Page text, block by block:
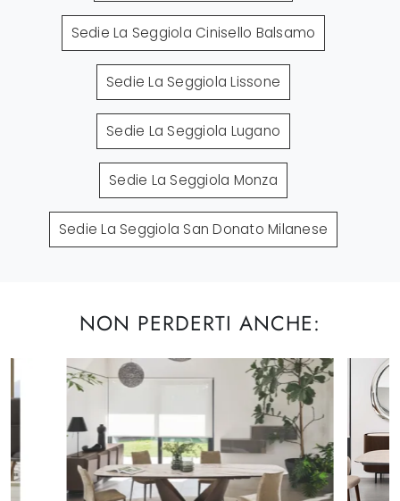
Sedie La Seggiola Cinisello Balsamo
Sedie La Seggiola Lissone
Sedie La Seggiola Lugano
Sedie La Seggiola Monza
Sedie La Seggiola San Donato Milanese
NON PERDERTI ANCHE: